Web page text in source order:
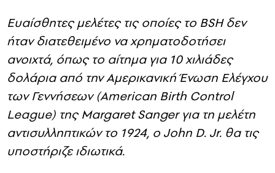
Ευαίσθητες μελέτες τις οποίες το BSH δεν
ήταν διατεθειμένο να χρηματοδοτήσει
ανοιχτά, όπως το αίτημα για 10 χιλιάδες
δολάρια από την Αμερικανική Ένωση Ελέγχου
των Γεννήσεων (American Birth Control
League) της Margaret Sanger για τη μελέτη
αντισυλληπτικών το 1924, ο John D. Jr. θα τις
υποστήριζε ιδιωτικά.